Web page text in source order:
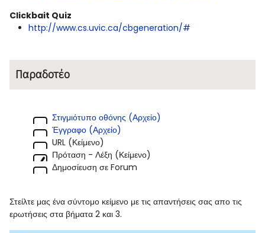
Clickbait Quiz
http://www.cs.uvic.ca/cbgeneration/#
Παραδοτέο
Στιγμιότυπο οθόνης (Αρχείο)
Έγγραφο (Αρχείο)
URL (Κείμενο)
Πρόταση - Λέξη (Κείμενο)
Δημοσίευση σε Forum
Στείλτε μας ένα σύντομο κείμενο με τις απαντήσεις σας απο τις
ερωτήσεις στα βήματα 2 και 3.